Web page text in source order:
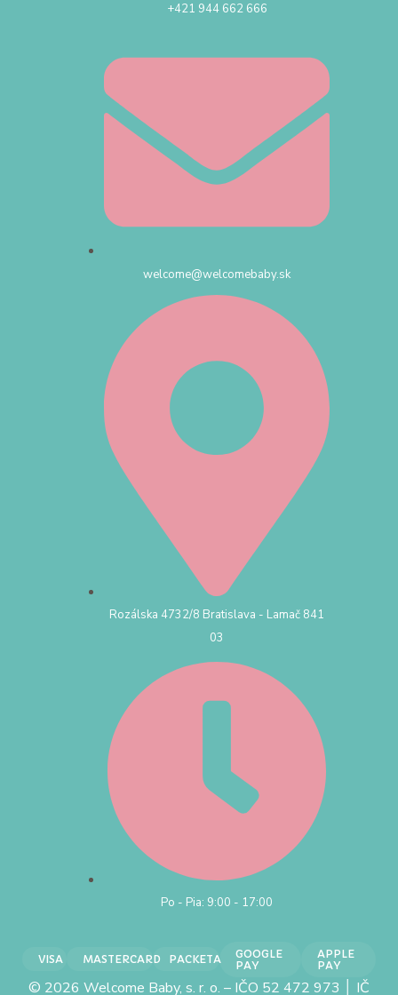
+421 944 662 666
welcome@welcomebaby.sk
Rozálska 4732/8 Bratislava - Lamač 841
03
Po - Pia: 9:00 - 17:00
VISA MASTERCARD PACKETA
GOOGLE
PAY
APPLE
PAY
© 2026 Welcome Baby, s. r. o. – IČO 52 472 973 │ IČ